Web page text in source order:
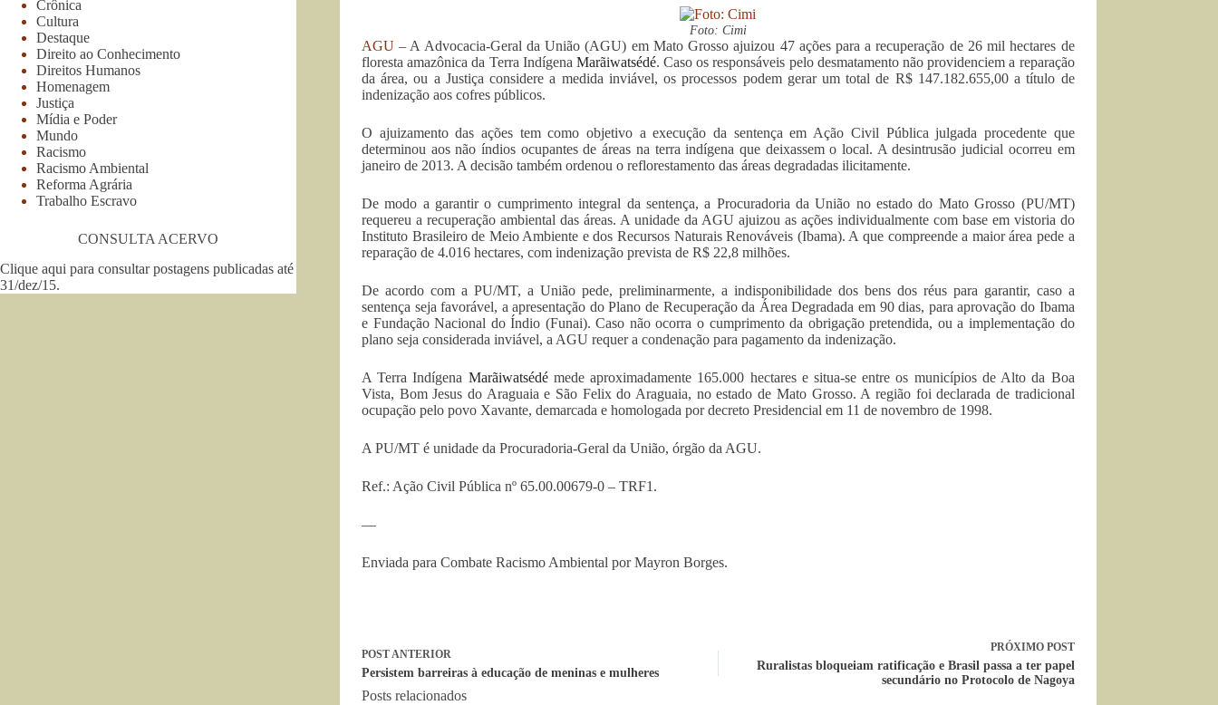
Foto: Cimi
AGU – A Advocacia-Geral da União (AGU) em Mato Grosso ajuizou 47 ações para a recuperação de 26 mil hectares de
floresta amazônica da Terra Indígena Marãiwatsédé. Caso os responsáveis pelo desmatamento não providenciem a reparação
da área, ou a Justiça considere a medida inviável, os processos podem gerar um total de R$ 147.182.655,00 a título de
indenização aos cofres públicos.
O ajuizamento das ações tem como objetivo a execução da sentença em Ação Civil Pública julgada procedente que
determinou aos não índios ocupantes de áreas na terra indígena que deixassem o local. A desintrusão judicial ocorreu em
janeiro de 2013. A decisão também ordenou o reflorestamento das áreas degradadas ilicitamente.
De modo a garantir o cumprimento integral da sentença, a Procuradoria da União no estado do Mato Grosso (PU/MT)
requereu a recuperação ambiental das áreas. A unidade da AGU ajuizou as ações individualmente com base em vistoria do
Instituto Brasileiro de Meio Ambiente e dos Recursos Naturais Renováveis (Ibama). A que compreende a maior área pede a
reparação de 4.016 hectares, com indenização prevista de R$ 22,8 milhões.
De acordo com a PU/MT, a União pede, preliminarmente, a indisponibilidade dos bens dos réus para garantir, caso a
sentença seja favorável, a apresentação do Plano de Recuperação da Área Degradada em 90 dias, para aprovação do Ibama
e Fundação Nacional do Índio (Funai). Caso não ocorra o cumprimento da obrigação pretendida, ou a implementação do
plano seja considerada inviável, a AGU requer a condenação para pagamento da indenização.
A Terra Indígena Marãiwatsédémede aproximadamente 165.000 hectares e situa-se entre os municípios de Alto da Boa
Vista, Bom Jesus do Araguaia e São Felix do Araguaia, no estado de Mato Grosso. A região foi declarada de tradicional
ocupação pelo povo Xavante, demarcada e homologada por decreto Presidencial em 11 de novembro de 1998.
A PU/MT é unidade da Procuradoria-Geral da União, órgão da AGU.
Ref.: Ação Civil Pública nº 65.00.00679-0 – TRF1.
—
Enviada para Combate Racismo Ambiental por Mayron Borges.
POSTANTERIOR
Persistem barreiras à educação de meninas e mulheres
PRÓXIMO POST
Ruralistas bloqueiam ratificação e Brasil passa a ter papel
secundário no Protocolo de Nagoya
Posts relacionados
Crônica
Cultura
Destaque
Direito ao Conhecimento
Direitos Humanos
Homenagem
Justiça
Mídia e Poder
Mundo
Racismo
Racismo Ambiental
Reforma Agrária
Trabalho Escravo
CONSULTA ACERVO
Clique aqui para consultar postagens publicadas até
31/dez/15.